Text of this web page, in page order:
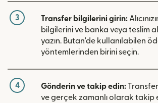
3 Transfer bilgilerini girin:
bilgilerini ve banka veya teslim
yazın. Butan'de kullanılabilen
yöntemlerinden birini seçin.
4 Gönderin ve takip edin:
ve gerçek zamanlı olarak takip